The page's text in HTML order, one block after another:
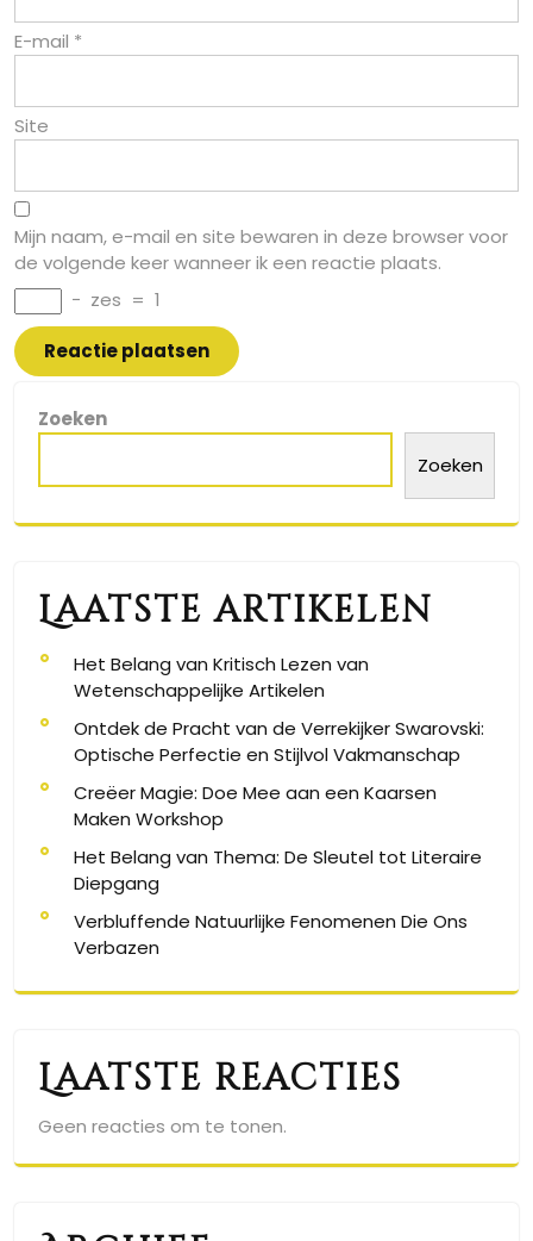
E-mail *
Site
Mijn naam, e-mail en site bewaren in deze browser voor
de volgende keer wanneer ik een reactie plaats.
− zes = 1
Zoeken
Zoeken
Laatste artikelen
Het Belang van Kritisch Lezen van
Wetenschappelijke Artikelen
Ontdek de Pracht van de Verrekijker Swarovski:
Optische Perfectie en Stijlvol Vakmanschap
Creëer Magie: Doe Mee aan een Kaarsen
Maken Workshop
Het Belang van Thema: De Sleutel tot Literaire
Diepgang
Verbluffende Natuurlijke Fenomenen Die Ons
Verbazen
Laatste reacties
Geen reacties om te tonen.